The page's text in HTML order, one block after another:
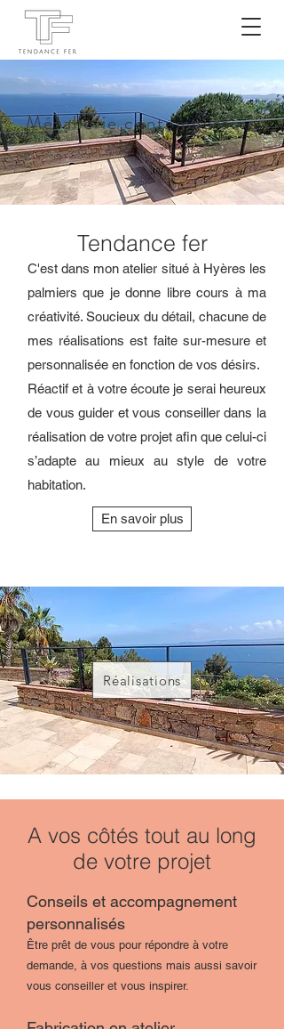
Métalleriecontemporaine
Tendance fer
C'est dans mon atelier situé à Hyères les
palmiers que je donne libre cours à ma
créativité. Soucieux du détail, chacune de
mes réalisations est faite sur-mesure et
personnalisée en fonction de vos désirs.
Réactif et à votre écoute je serai heureux
de vous guider et vous conseiller dans la
réalisation de votre projet afin que celui-ci
s’adapte au mieux au style de votre
habitation.
En savoir plus
Réalisations
A vos côtés tout au long
de votre projet
Conseils et accompagnement
personnalisés
Être prêt de vous pour répondre à votre
demande, à vos questions mais aussi savoir
vous conseiller et vous inspirer.